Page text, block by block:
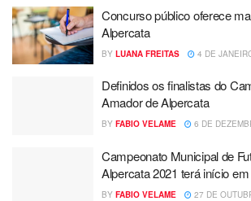
Concurso público oferece
Alpercata
BY LUANA FREITAS 4 DE
Definidos os finalistas do
Amador de Alpercata
BY FABIO VELAME 6 DE
Campeonato Municipal de
Alpercata 2021 terá início
BY FABIO VELAME 27 DE